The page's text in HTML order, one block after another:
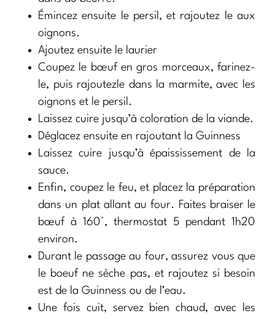
Émincez ensuite le persil, et rajoutez le aux
oignons.
Ajoutez ensuite le laurier
Coupez le bœuf en gros morceaux, farinez-
le, puis rajoutezle dans la marmite, avec les
oignons et le persil.
Laissez cuire jusqu’à coloration de la viande.
Déglacez ensuite en rajoutant la Guinness
Laissez cuire jusqu’à épaississement de la
sauce.
Enfin, coupez le feu, et placez la préparation
dans un plat allant au four. Faites braiser le
bœuf à 160°, thermostat 5 pendant 1h20
environ.
Durant le passage au four, assurez vous que
le boeuf ne sèche pas, et rajoutez si besoin
est de la Guinness ou de l’eau.
Une fois cuit, servez bien chaud, avec les